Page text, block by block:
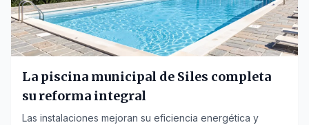
La piscina municipal de Siles completa
su reforma integral
Las instalaciones mejoran su eficiencia energética y